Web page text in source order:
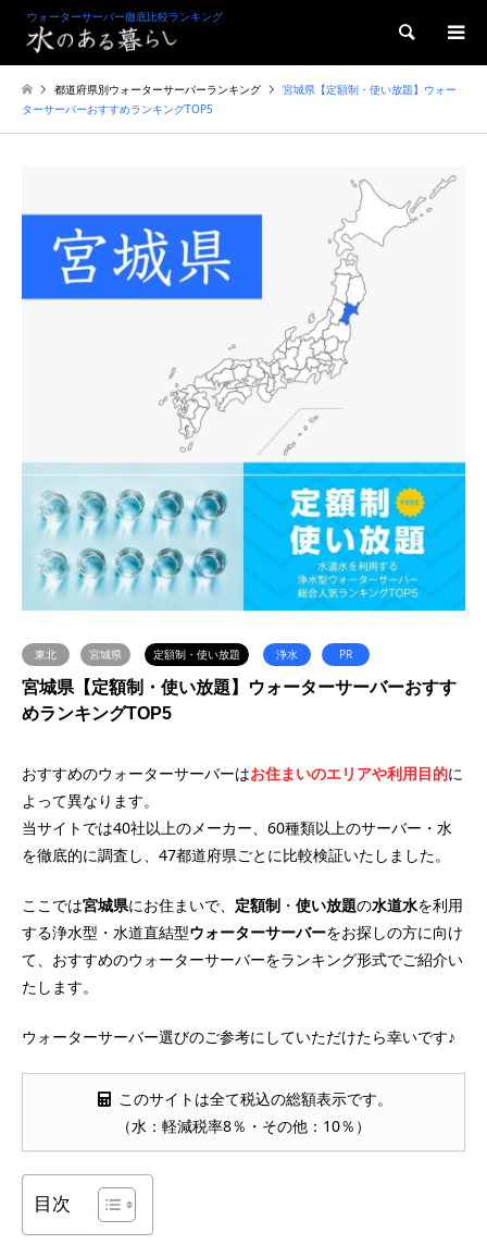
ウォーターサーバー徹底比較ランキング
検索
都道府県別ウォーターサーバーランキング
宮城県【定額制・使い放題】ウォー
ターサーバーおすすめランキングTOP5
東北 宮城県 定額制・使い放題 浄水 PR
宮城県【定額制・使い放題】ウォーターサーバーおすす
めランキングTOP5
おすすめのウォーターサーバーはお住まいのエリアや利用目的に
よって異なります。
当サイトでは40社以上のメーカー、60種類以上のサーバー・水
を徹底的に調査し、47都道府県ごとに比較検証いたしました。
ここでは宮城県にお住まいで、 定額制 ・ 使い放題の水道水を利用
する浄水型・水道直結型ウォーターサーバーをお探しの方に向け
て、おすすめのウォーターサーバーをランキング形式でご紹介い
たします。
ウォーターサーバー選びのご参考にしていただけたら幸いです♪
このサイトは全て税込の総額表示です。
（水：軽減税率8％・その他：10％）
目次